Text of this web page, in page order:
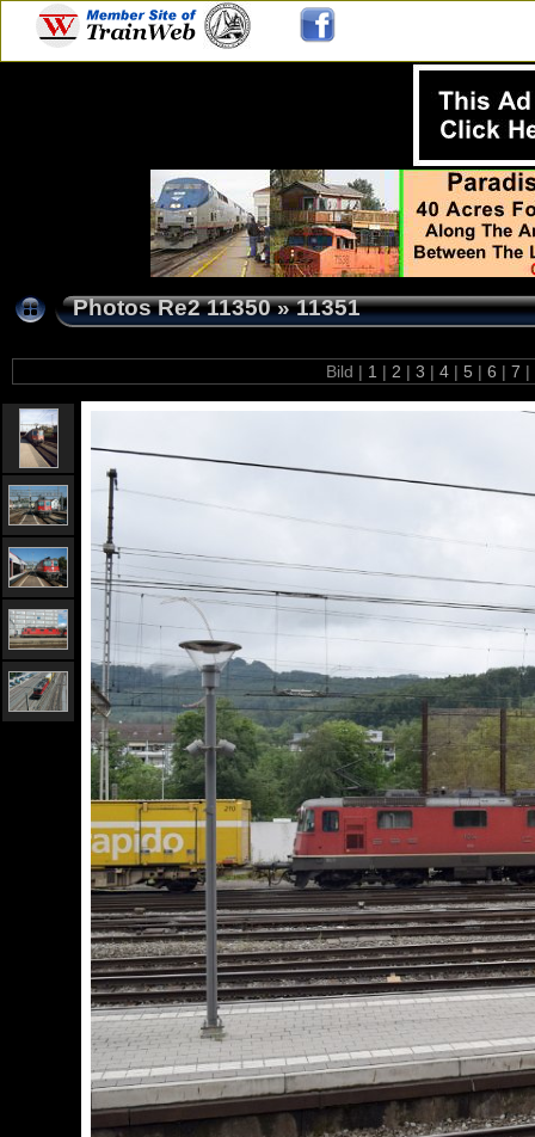
Photos Re2 11350»11351
Bild | 1 | 2 | 3 | 4 | 5 | 6 | 7 |